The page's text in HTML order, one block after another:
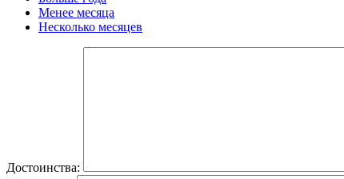
Менее месяца
Несколько месяцев
Достоинства: